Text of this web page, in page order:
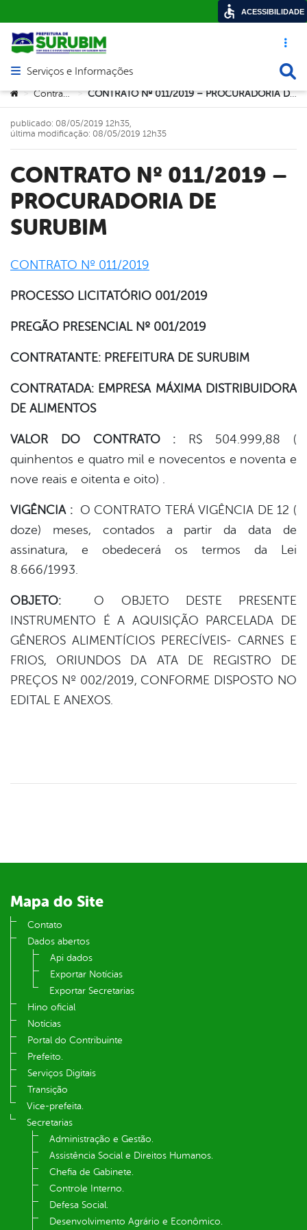
Acesso
Abrir menu principal de navegação
Serviços e Informações
Você está aqui:
> Contratos > CONTRATO Nº 011/2019 – PROCURADORIA DE SURUBIM
CONTRATO Nº 011/2019 –
PROCURADORIA DE
SURUBIM
publicado: 08/05/2019 12h35,
última modificação: 08/05/2019 12h35
CONTRATO Nº 011/2019
PROCESSO LICITATÓRIO 001/2019
PREGÃO PRESENCIAL Nº 001/2019
CONTRATANTE: PREFEITURA DE SURUBIM
CONTRATADA: EMPRESA MÁXIMA DISTRIBUIDORA
DE ALIMENTOS
VALOR DO CONTRATO : R$ 504.999,88 (
quinhentos e quatro mil e novecentos e noventa e
nove reais e oitenta e oito) .
VIGÊNCIA :O CONTRATO TERÁ VIGÊNCIA DE 12 (
doze) meses, contados a partir da data de
assinatura, e obedecerá os termos da Lei
8.666/1993.
OBJETO:
O OBJETO DESTE PRESENTE
INSTRUMENTO É A AQUISIÇÃO PARCELADA DE
GÊNEROS ALIMENTÍCIOS PERECÍVEIS- CARNES E
FRIOS, ORIUNDOS DA ATA DE REGISTRO DE
PREÇOS Nº 002/2019, CONFORME DISPOSTO NO
EDITAL E ANEXOS.
Mapa do Site
Contato
Dados abertos
Api dados
Exportar Notícias
Exportar Secretarias
Hino oficial
Notícias
Portal do Contribuinte
Prefeito.
Serviços Digitais
Transição
Vice-prefeita.
Secretarias
Administração e Gestão.
Assistência Social e Direitos Humanos.
Chefia de Gabinete.
Controle Interno.
Defesa Social.
Desenvolvimento Agrário e Econômico.
ACESSIBILIDADE